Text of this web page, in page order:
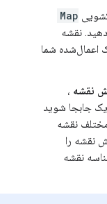
Map
نقشه
شما
،
شوید
نقشه
را
نقشه